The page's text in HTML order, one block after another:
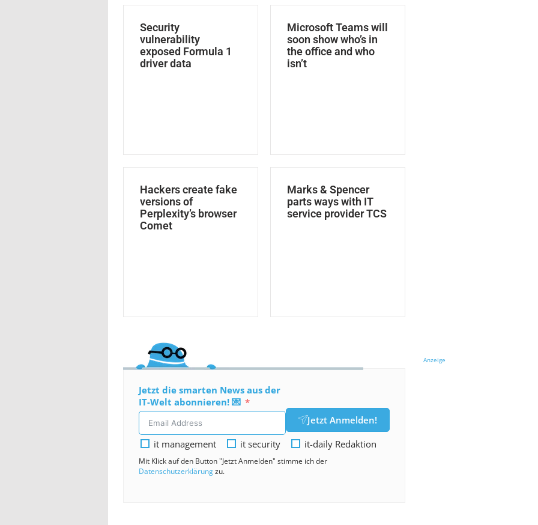
Security
vulnerability
exposed Formula 1
driver data
Microsoft Teams will
soon show who’s in
the office and who
isn’t
Hackers create fake
versions of
Perplexity’s browser
Comet
Marks & Spencer
parts ways with IT
service provider TCS
Jetzt die smarten News aus der
IT-Welt abonnieren! 💌
Jetzt Anmelden!
it management
it security it-daily Redaktion
Mit Klick auf den Button "Jetzt Anmelden" stimme ich der
Datenschutzerklärungzu.
Anzeige